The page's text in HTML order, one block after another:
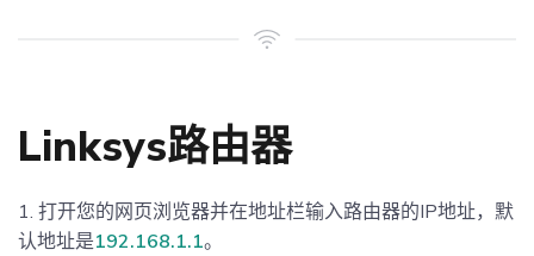
Linksys路由器
1. 打开您的网页浏览器并在地址栏输入路由器的IP地址，默
认地址是192.168.1.1。